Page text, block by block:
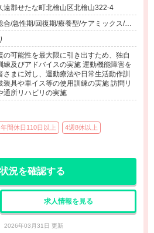
遠郡せたな町北檜山区北檜山322-4
合/急性期/回復期/療養型/ケアミックス/外
の他（その他）
の可能性を最大限に引き出すため、独自
練及びアドバイスの実施 運動機能障害を
さまに対し、運動療法や日常生活動作訓
装具や車イス等の使用訓練の実施 訪問リ
通所リハビリの実施
年間休日110日以上 4週8休以上
況を確認する
求人情報を見る
2026年03月31日 更新